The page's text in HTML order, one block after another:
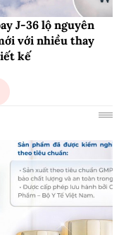
J-36 lộ nguyên
với nhiều thay
kế